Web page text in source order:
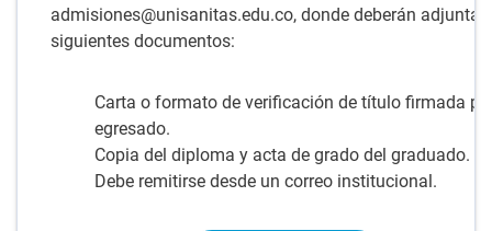
admisiones@unisanitas.edu.co, donde deberán adjuntar
siguientes documentos:
Carta o formato de verificación de título firmada
egresado.
Copia del diploma y acta de grado del graduado.
Debe remitirse desde un correo institucional.